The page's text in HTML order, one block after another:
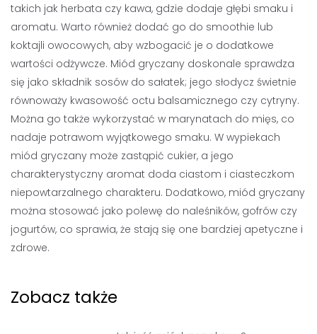
takich jak herbata czy kawa, gdzie dodaje głębi smaku i
aromatu. Warto również dodać go do smoothie lub
koktajli owocowych, aby wzbogacić je o dodatkowe
wartości odżywcze. Miód gryczany doskonale sprawdza
się jako składnik sosów do sałatek; jego słodycz świetnie
równoważy kwasowość octu balsamicznego czy cytryny.
Można go także wykorzystać w marynatach do mięs, co
nadaje potrawom wyjątkowego smaku. W wypiekach
miód gryczany może zastąpić cukier, a jego
charakterystyczny aromat doda ciastom i ciasteczkom
niepowtarzalnego charakteru. Dodatkowo, miód gryczany
można stosować jako polewę do naleśników, gofrów czy
jogurtów, co sprawia, że stają się one bardziej apetyczne i
zdrowe.
Zobacz także